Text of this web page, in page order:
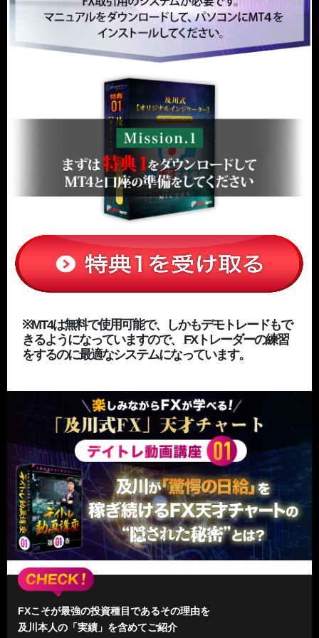
※MT4は無料で使用可能で、しかもデモトレードもで
きるようになっていますので、 FXトレーダーの練習
をするのに最適なシステムになっています。
FXこそが最強の投資種目であるその理由を
及川本人の「実績」を含めてご紹介